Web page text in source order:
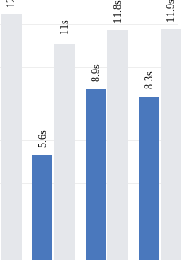
5.6s
11s
8.9s
11.8s
8.3s
11.9s